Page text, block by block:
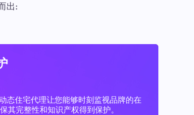
出:
态住宅代理让您能够时刻监视品牌的在
其完整性和知识产权得到保护。